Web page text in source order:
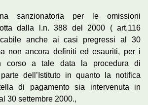
sanzionatoria per le omissioni
dalla l.n. 388 del 2000 ( art.116
anche ai casi pregressi al 30
non ancora definiti ed esauriti, per i
corso a tale data la procedura di
dell’Istituto in quanto la notifica
di pagamento sia intervenuta in
30 settembre 2000.,